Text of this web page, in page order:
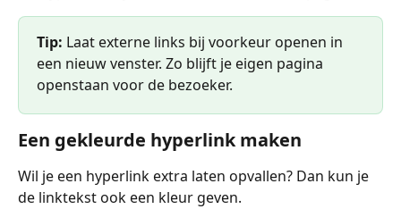
Tip: Laat externe links bij voorkeur openen in
een nieuw venster. Zo blijft je eigen pagina
openstaan voor de bezoeker.
Een gekleurde hyperlink maken
Wil je een hyperlink extra laten opvallen? Dan kun je
de linktekst ook een kleur geven.